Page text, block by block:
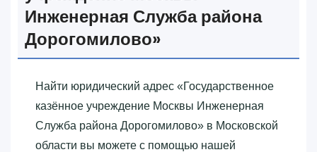
Инженерная Служба района
Дорогомилово»‎
Найти юридический адрес «‎Государственное
казённое учреждение Москвы Инженерная
Служба района Дорогомилово»‎ в Московской
области вы можете с помощью нашей